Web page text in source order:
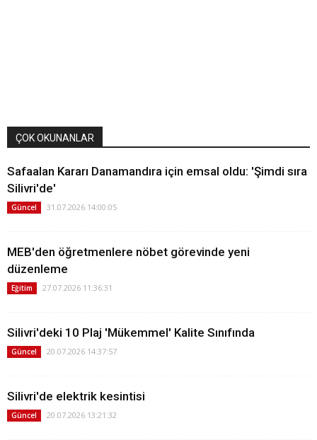
ÇOK OKUNANLAR
Safaalan Kararı Danamandıra için emsal oldu: 'Şimdi sıra
Silivri'de'
Güncel 31.07.2026 14:00:05
MEB'den öğretmenlere nöbet görevinde yeni
düzenleme
Eğitim 27.07.2026 11:36:31
Silivri'deki 10 Plaj 'Mükemmel' Kalite Sınıfında
Güncel 20.07.2026 14:37:57
Silivri'de elektrik kesintisi
Güncel 20.07.2026 13:21:32